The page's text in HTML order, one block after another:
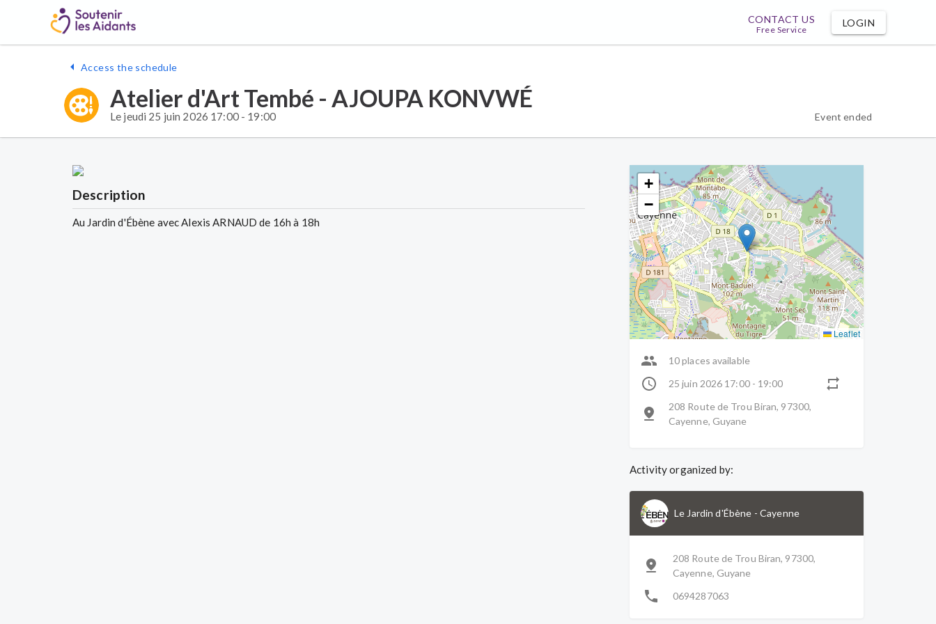
CONTACT US
Free Service
LOGIN
Access the schedule
Atelier d'Art Tembé - AJOUPA KONVWÉ
Le jeudi 25 juin 2026 17:00 - 19:00 Event ended
Description
Au Jardin d'Ébène avec Alexis ARNAUD de 16h à 18h
+
−
Leaflet
10 places available
25 juin 2026 17:00 - 19:00
208 Route de Trou Biran, 97300,
Cayenne, Guyane
Activity organized by:
Le Jardin d'Ébène -Cayenne
208 Route de Trou Biran, 97300,
Cayenne, Guyane
0694287063